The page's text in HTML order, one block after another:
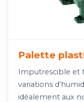
Palette
Imputrescible et
variations
idéalement aux